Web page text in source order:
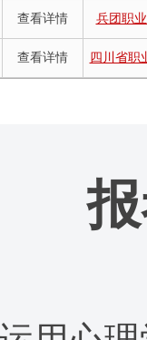
查看详情 兵团职
查看详情 四川省职